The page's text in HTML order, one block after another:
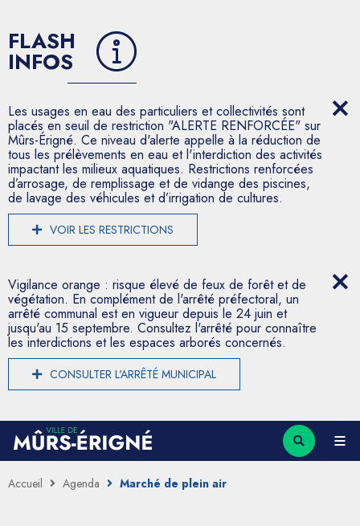
FLASH
INFOS
Les usages en eau des particuliers et collectivités sont
placés en seuil de restriction "ALERTE RENFORCÉE" sur
Mûrs-Érigné. Ce niveau d'alerte appelle à la réduction de
tous les prélèvements en eau et l'interdiction des activités
impactant les milieux aquatiques. Restrictions renforcées
d’arrosage, de remplissage et de vidange des piscines,
de lavage des véhicules et d’irrigation de cultures.
VOIR LES RESTRICTIONS
Vigilance orange : risque élevé de feux de forêt et de
végétation. En complément de l'arrêté préfectoral, un
arrêté communal est en vigueur depuis le 24 juin et
jusqu'au 15 septembre. Consultez l'arrêté pour connaître
les interdictions et les espaces arborés concernés.
CONSULTER L'ARRÊTÉ MUNICIPAL
Accueil Agenda Marché de plein air